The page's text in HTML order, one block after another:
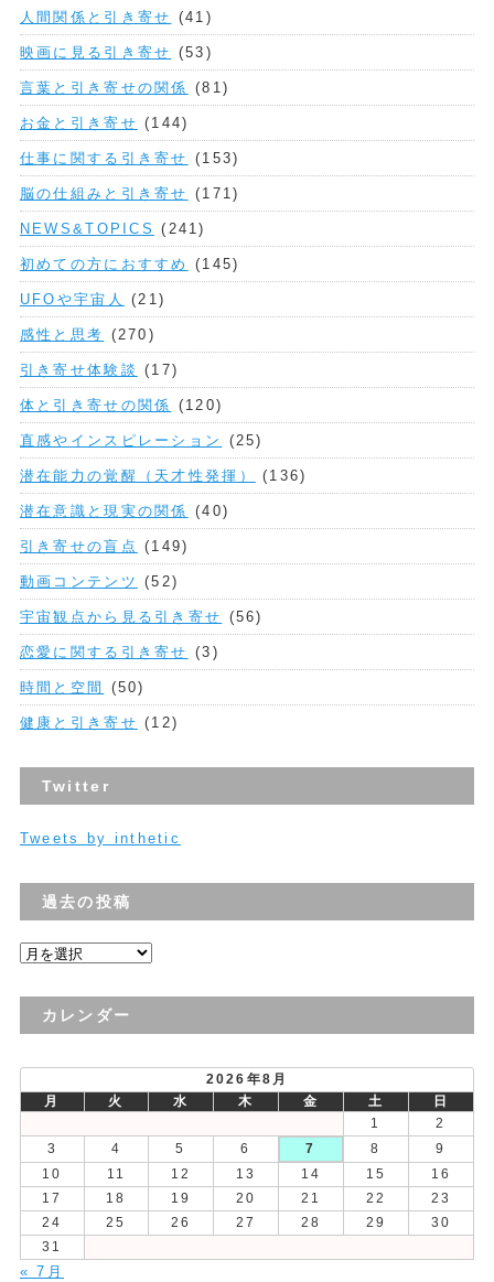
人間関係と引き寄せ (41)
映画に見る引き寄せ (53)
言葉と引き寄せの関係 (81)
お金と引き寄せ (144)
仕事に関する引き寄せ (153)
脳の仕組みと引き寄せ (171)
NEWS&TOPICS (241)
初めての方におすすめ (145)
UFOや宇宙人 (21)
感性と思考 (270)
引き寄せ体験談 (17)
体と引き寄せの関係 (120)
直感やインスピレーション (25)
潜在能力の覚醒（天才性発揮） (136)
潜在意識と現実の関係 (40)
引き寄せの盲点 (149)
動画コンテンツ (52)
宇宙観点から見る引き寄せ (56)
恋愛に関する引き寄せ (3)
時間と空間 (50)
健康と引き寄せ (12)
Twitter
Tweets by inthetic
過去の投稿
過
の
カレンダー
2026年8月
月
火 水 木 金 土
日
1
2
3
4 5 6 7 8
9
10
11 12 13 14 15
16
17
18 19 20 21 22
23
24
25 26 27 28 29
30
31
« 7月